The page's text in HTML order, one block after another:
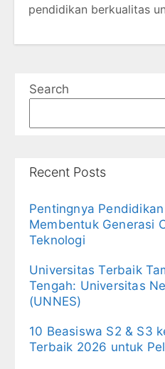
pendidikan berkualitas
Search
Recent Posts
Pentingnya
Membentuk Generasi
Teknologi
Universitas Terbaik
Tengah: Universitas
(UNNES)
10 Beasiswa S2 & S3
Terbaik 2026 untuk